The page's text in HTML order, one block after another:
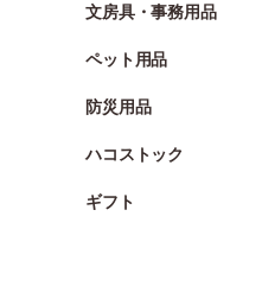
文房具・事務用品
ペット用品
防災用品
ハコストック
ギフト